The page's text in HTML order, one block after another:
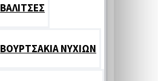
ΒΑΛΙΤΣΕΣ
ΒΟΥΡΤΣΑΚΙΑ ΝΥΧΙΩΝ